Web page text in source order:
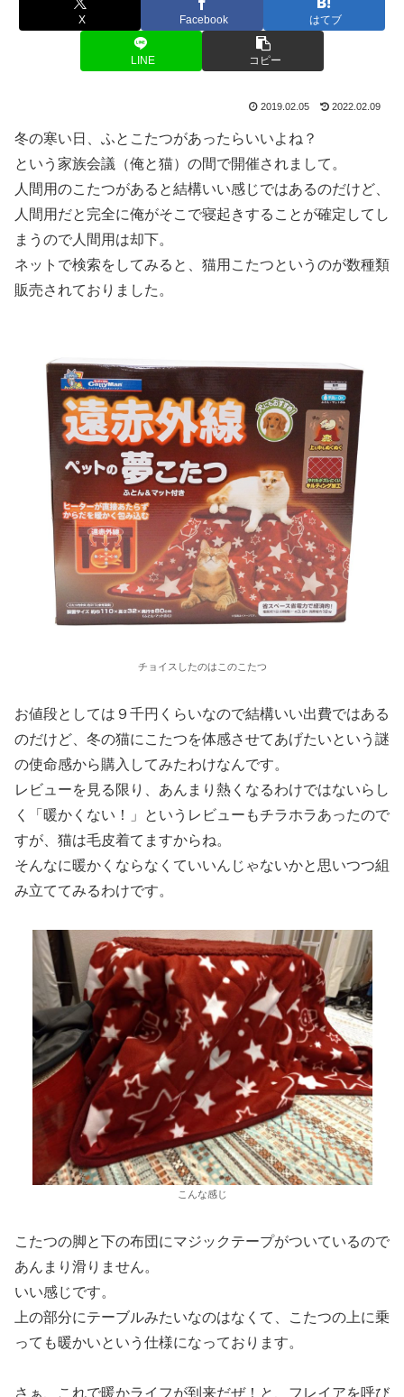
X Facebook はてブ
LINE コピー
2019.02.05 2022.02.09
冬の寒い日、ふとこたつがあったらいいよね？
という家族会議（俺と猫）の間で開催されまして。
人間用のこたつがあると結構いい感じではあるのだけど、
人間用だと完全に俺がそこで寝起きすることが確定してし
まうので人間用は却下。
ネットで検索をしてみると、猫用こたつというのが数種類
販売されておりました。
チョイスしたのはこのこたつ
お値段としては９千円くらいなので結構いい出費ではある
のだけど、冬の猫にこたつを体感させてあげたいという謎
の使命感から購入してみたわけなんです。
レビューを見る限り、あんまり熱くなるわけではないらし
く「暖かくない！」というレビューもチラホラあったので
すが、猫は毛皮着てますからね。
そんなに暖かくならなくていいんじゃないかと思いつつ組
み立ててみるわけです。
こんな感じ
こたつの脚と下の布団にマジックテープがついているので
あんまり滑りません。
いい感じです。
上の部分にテーブルみたいなのはなくて、こたつの上に乗
っても暖かいという仕様になっております。
さぁ、これで暖かライフが到来だぜ！と、フレイアを呼び